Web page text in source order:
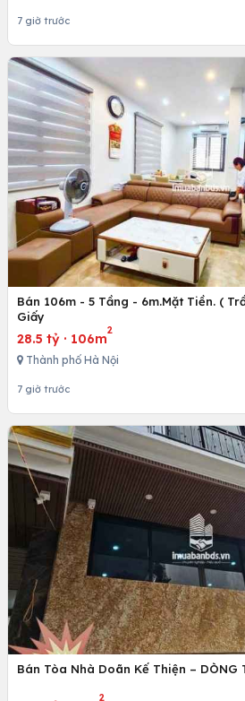
7 giờ trước
Bán 106m - 5 Tầng - 6m.Mặt Tiền. (
Giấy
28.5 tỷ · 106m
2
Thành phố Hà Nội
7 giờ trước
Bán Tòa Nhà Doãn Kế Thiện – DÒNG
2